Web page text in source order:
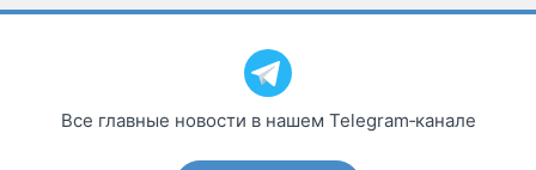
Все главные новости в нашем Telegram‑канале